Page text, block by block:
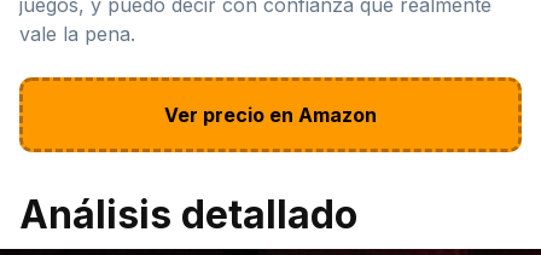
vale la pena.
Ver precio en Amazon
Análisis detallado